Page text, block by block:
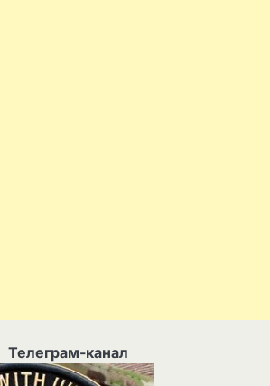
Телеграм-канал